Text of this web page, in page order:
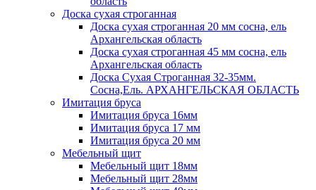
Доска сухая строганная
Доска сухая строганная 20 мм сосна, ель
Архангельская область
Доска сухая строганная 45 мм сосна, ель
Архангельская область
Доска Сухая Строганная 32-35мм.
Сосна,Ель. АРХАНГЕЛЬСКАЯ ОБЛАСТЬ
Имитация бруса
Имитация бруса 16мм
Имитация бруса 17 мм
Имитация бруса 20 мм
Мебельный щит
Мебельный щит 18мм
Мебельный щит 28мм